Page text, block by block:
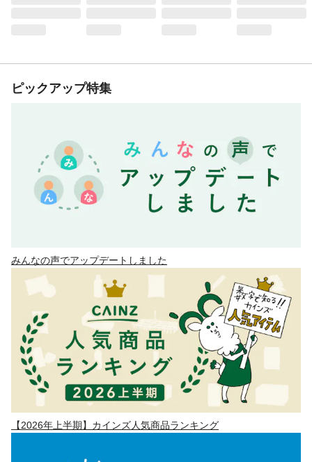
ピックアップ特集
みんなの声でアップデートしました
【2026年上半期】カインズ人気商品ランキング